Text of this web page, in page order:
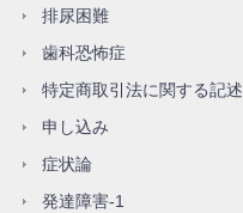
排尿困難
歯科恐怖症
特定商取引法に関する記述
申し込み
症状論
発達障害-1